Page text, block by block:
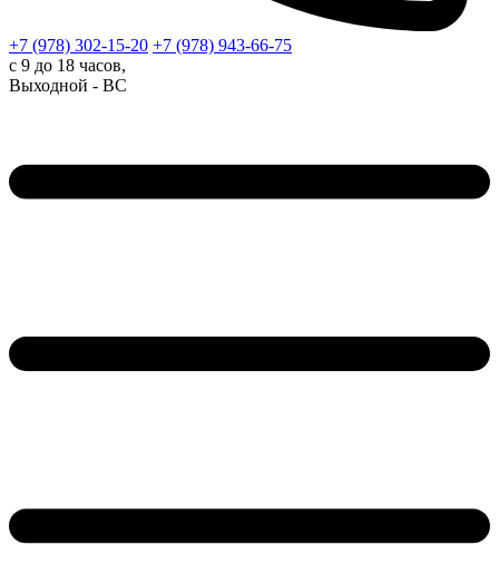
+7 (978) 302-15-20 +7 (978) 943-66-75
с 9 до 18 часов,
Выходной - ВС